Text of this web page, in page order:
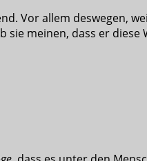
Vor allem deswegen,
sie meinen, dass er